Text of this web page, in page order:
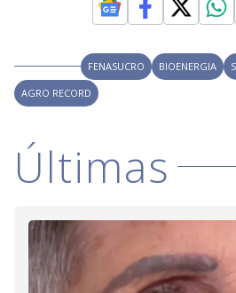
FENASUCRO BIOENERGIA
AGRO RECORD
Últimas